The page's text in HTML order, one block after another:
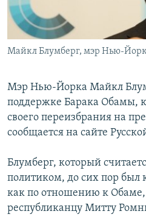
Майкл Блумберг, мэр Нью-
Мэр Нью-Йорка Майкл
поддержке Барака Обамы,
своего переизбрания на
сообщается на сайте
Блумберг, который
политиком, до сих пор был
как по отношению к Обаме,
республиканцу Митту